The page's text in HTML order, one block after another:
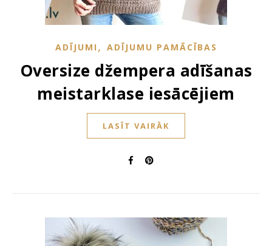
ADĪJUMI , ADĪJUMU PAMĀCĪBAS
Oversize džempera adīšanas
meistarklase iesācējiem
LASĪT VAIRĀK